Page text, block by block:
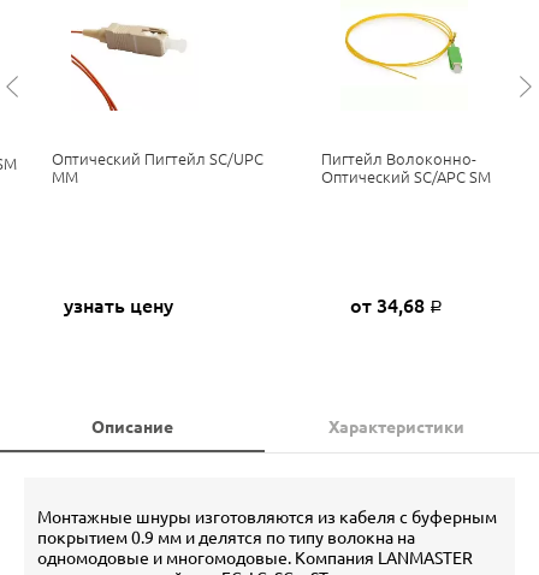
Оптический Пигтейл SC/UPC
MM
узнать цену
Пигтейл Волоконно-
Оптический SC/APC SM
от 34,68 Р
Описание Характеристики
Монтажные шнуры изготовляются из кабеля с буферным
покрытием 0.9 мм и делятся по типу волокна на
одномодовые и многомодовые. Компания LANMASTER